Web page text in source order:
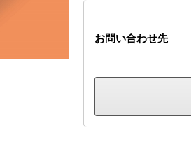
お問い合わせ先